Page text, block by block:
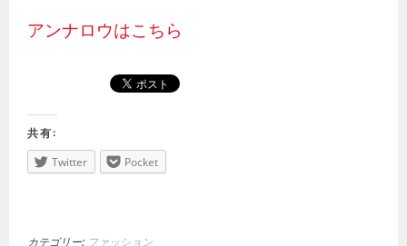
アンナロウはこちら
共有:
Twitter
Pocket
カテゴリー: ファッション